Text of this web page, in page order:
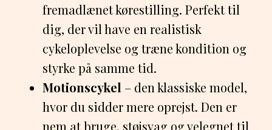
fremadlænet kørestilling. Perfekt til
dig, der vil have en realistisk
cykeloplevelse og træne kondition og
styrke på samme tid.
Motionscykel – den klassiske model,
hvor du sidder mere oprejst. Den er
nem at bruge, støjsvag og velegnet til